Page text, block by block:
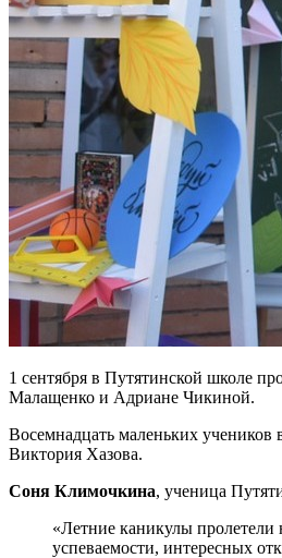
1 сентября в Путятинской школе
Малащенко и Адриане Чикиной.
Восемнадцать маленьких
Виктория Хазова.
Соня Климочкина, ученица
«Летние каникулы пролетели
успеваемости, интересных